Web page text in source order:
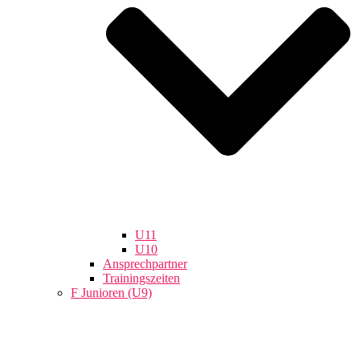
U11
U10
Ansprechpartner
Trainingszeiten
F Junioren (U9)